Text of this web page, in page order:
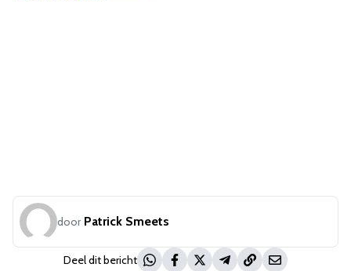
door Patrick Smeets
Deel dit bericht